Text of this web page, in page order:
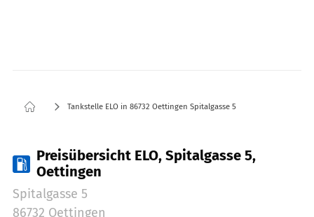
Tankstelle ELO in 86732 Oettingen Spitalgasse 5
Preisübersicht ELO, Spitalgasse 5,
Oettingen
Spitalgasse 5
86732 Oettingen